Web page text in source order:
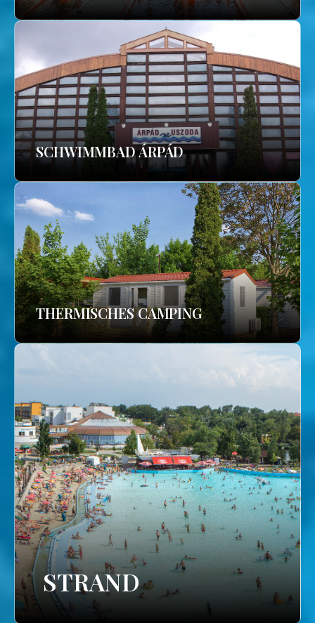
SCHWIMMBAD ÁRPÁD
THERMISCHES CAMPING
STRAND